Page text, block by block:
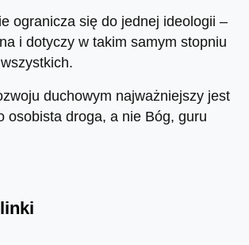
ogranicza się do jednej ideologii –
i dotyczy w takim samym stopniu
duchowym najważniejszy jest
osobista droga, a nie Bóg, guru